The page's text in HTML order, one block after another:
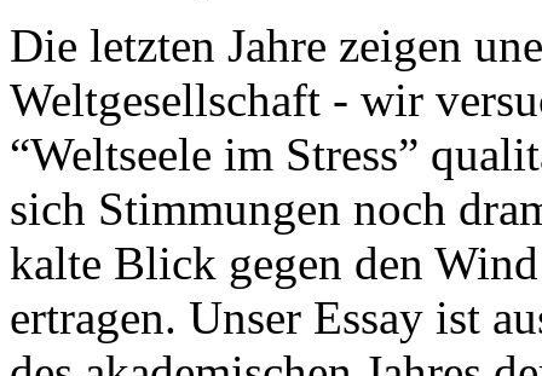
Die letzten Jahre zeigen
Weltgesellschaft - wir
“Weltseele im Stress”
sich Stimmungen noch
kalte Blick gegen den
ertragen. Unser Essay ist